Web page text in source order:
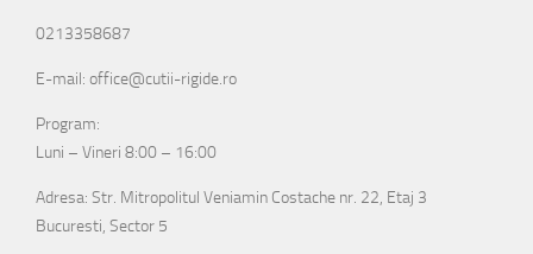
0213358687
E-mail: office@cutii-rigide.ro
Program:
Luni – Vineri 8:00 – 16:00
Adresa: Str. Mitropolitul Veniamin Costache nr. 22, Etaj 3
Bucuresti, Sector 5